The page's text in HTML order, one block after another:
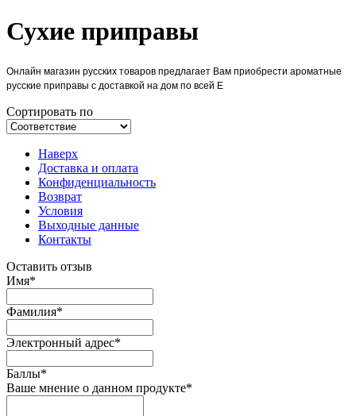
Сухие приправы
Онлайн магазин русских товаров предлагает Вам приобрести ароматные
русские приправы с доставкой на дом по всей Е
Сортировать по
Наверх
Доставка и оплата
Конфиденциальность
Возврат
Условия
Выходные данные
Контакты
Оставить отзыв
Имя*
Фамилия*
Электронный адрес*
Баллы*
Ваше мнение о данном продукте*